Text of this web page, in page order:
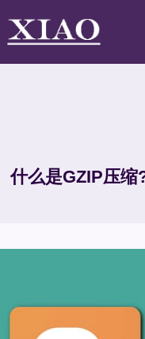
什么是GZIP压缩